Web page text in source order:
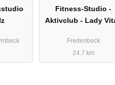
Fitness-Studio -
Aktivclub - Lady
Ahrend
Fredenbeck
24.7 km